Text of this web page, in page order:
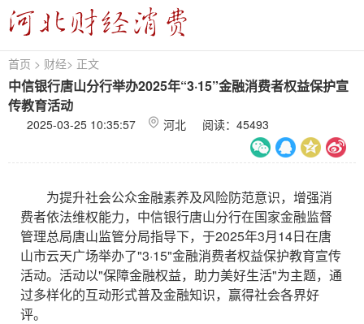
首页 > 财经> 正文
中信银行唐山分行举办2025年“3·15”金融消费者权益保护宣
传教育活动
2025-03-25 10:35:57 河北 阅读： 45493
为提升社会公众金融素养及风险防范意识，增强消
费者依法维权能力，中信银行唐山分行在国家金融监督
管理总局唐山监管分局指导下，于2025年3月14日在唐
山市云天广场举办了"3·15"金融消费者权益保护教育宣传
活动。活动以"保障金融权益，助力美好生活"为主题，通
过多样化的互动形式普及金融知识，赢得社会各界好
评。